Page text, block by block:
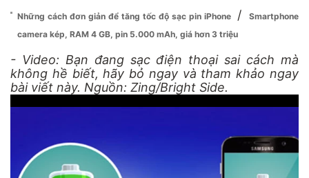
Những cách đơn giản để tăng tốc độ sạc pin iPhone /
Smartphone
camera kép, RAM 4 GB, pin 5.000 mAh, giá hơn 3 triệu
- Video: Bạn đang sạc điện thoại sai cách mà
không hề biết, hãy bỏ ngay và tham khảo ngay
bài viết này. Nguồn: Zing/Bright Side.